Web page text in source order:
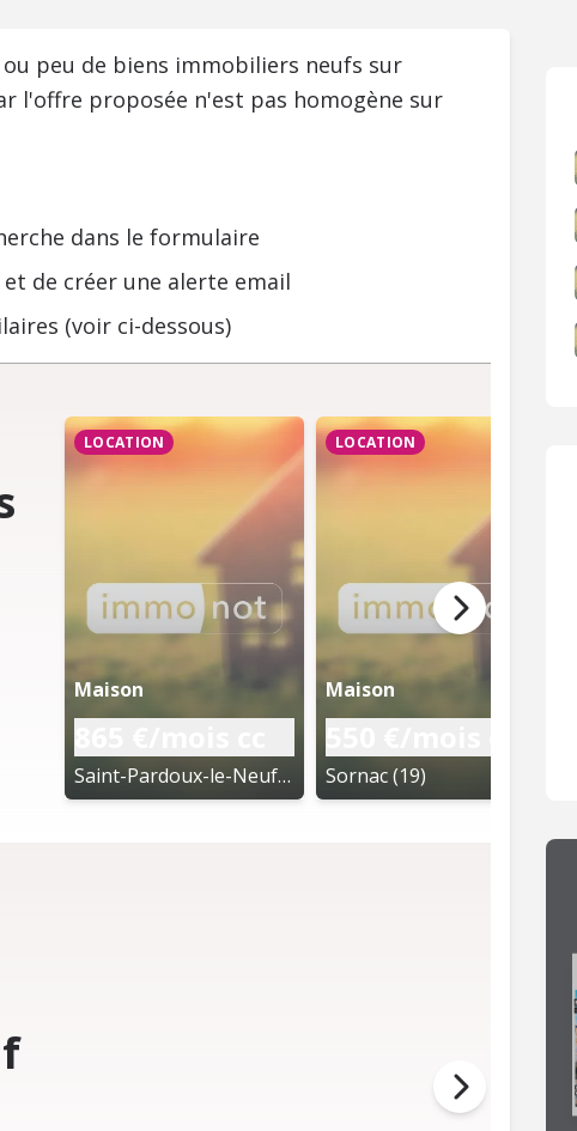
peu de biens immobiliers neufs sur
l'offre proposée n'est pas homogène sur
dans le formulaire
de créer une alerte email
(voir ci-dessous)
LOCATION
Maison
Saint-Pardoux-le-Neuf (19)
LOCATION
Maison
Sornac (19)